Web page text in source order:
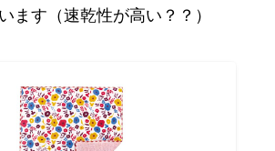
ます（速乾性が高い？？）